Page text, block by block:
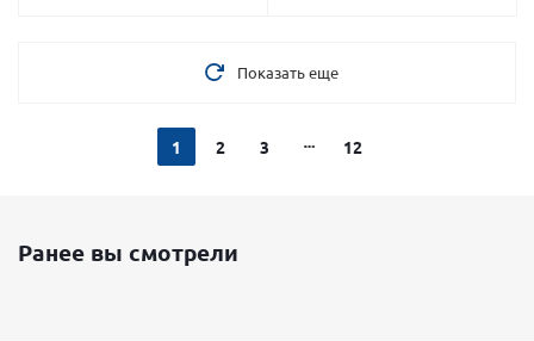
Показать еще
1 2 3 12
Ранее вы смотрели